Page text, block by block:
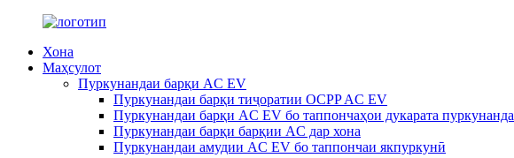
Хона
Маҳсулот
Пуркунандаи барқи AC EV
Пуркунандаи барқи тиҷоратии OCPP AC EV
Пуркунандаи барқи AC EV бо таппончаҳои дукарата пуркунанда
Пуркунандаи барқи барқии AC дар хона
Пуркунандаи амудии AC EV бо таппончаи якпуркунӣ